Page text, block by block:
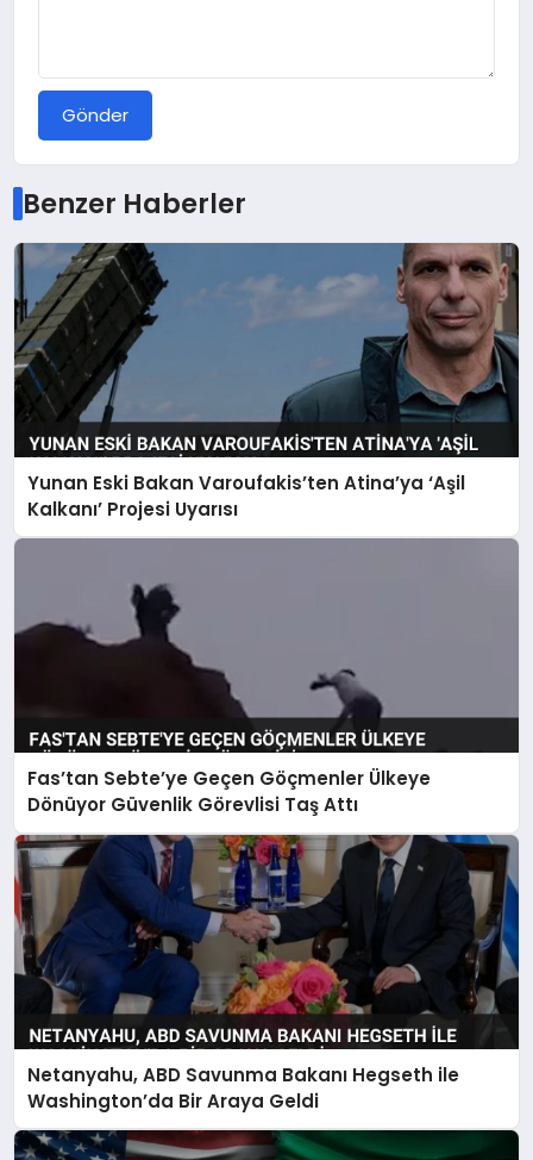
Gönder
Benzer Haberler
Yunan Eski Bakan Varoufakis’ten Atina’ya ‘Aşil
Kalkanı’ Projesi Uyarısı
Fas’tan Sebte’ye Geçen Göçmenler Ülkeye
Dönüyor Güvenlik Görevlisi Taş Attı
Netanyahu, ABD Savunma Bakanı Hegseth ile
Washington’da Bir Araya Geldi